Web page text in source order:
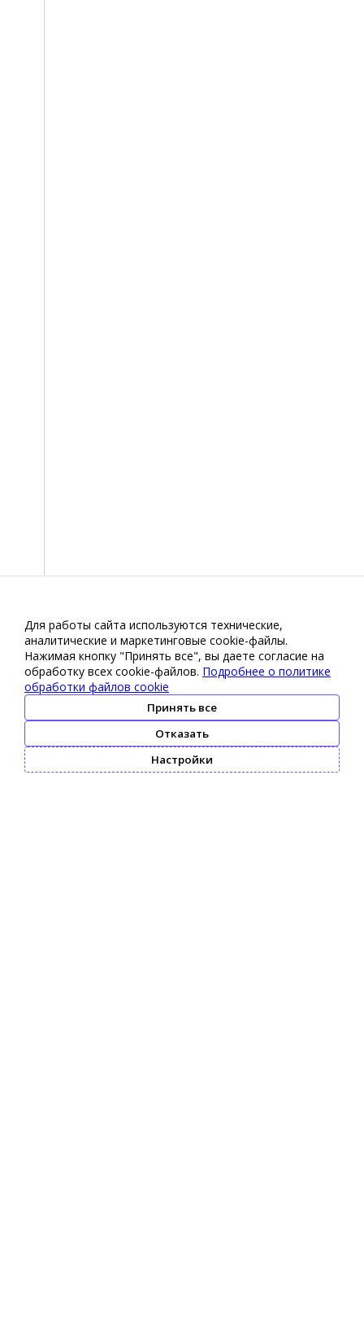
Для работы сайта используются технические,
аналитические и маркетинговые сооkіе-файлы.
Нажимая кнопку "Принять все", вы даете согласие на
обработку всех cookie-файлов. Подробнее о политике
обработки файлов cookie
Принять все
Отказать
Настройки